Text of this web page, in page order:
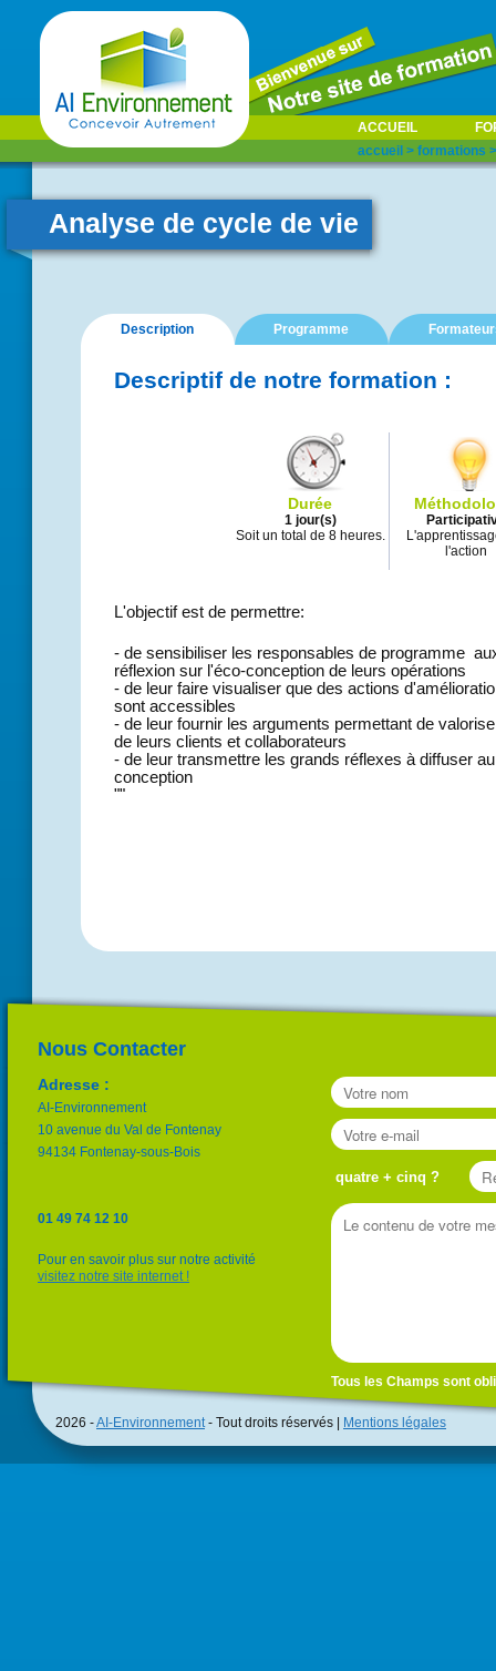
ACCUEIL
accueil > formations
Analyse de cycle de vie
Description Programme
Descriptif de notre formation :
Durée
1 jour(s)
Soit un total de 8 heures.
l'action
L'objectif est de permettre:
- de sensibiliser les responsables de programme
réflexion sur l'éco-conception de leurs opérations
- de leur faire visualiser que des actions
sont accessibles
- de leur fournir les arguments permettant de
de leurs clients et collaborateurs
- de leur transmettre les grands réflexes à diffuser
conception
""
Nous Contacter
Adresse :
AI-Environnement
10 avenue du Val de Fontenay
94134 Fontenay-sous-Bois
01 49 74 12 10
Pour en savoir plus sur notre activité
visitez notre site internet !
quatre + cinq ?
Tous les Champs sont
2026 -AI-Environnement- Tout droits réservés | Mentions légales